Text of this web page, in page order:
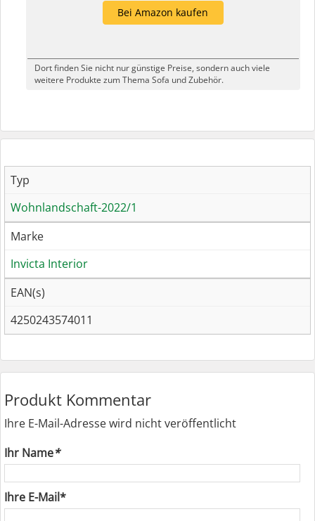
Bei Amazon kaufen
Dort finden Sie nicht nur günstige Preise, sondern auch viele
weitere Produkte zum Thema Sofa und Zubehör.
Typ
Wohnlandschaft-2022/1
Marke
Invicta Interior
EAN(s)
4250243574011
Produkt Kommentar
Ihre E-Mail-Adresse wird nicht veröffentlicht
Ihr Name*
Ihre E-Mail*